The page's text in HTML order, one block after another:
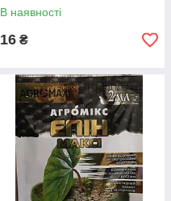
В наявності
16 ₴